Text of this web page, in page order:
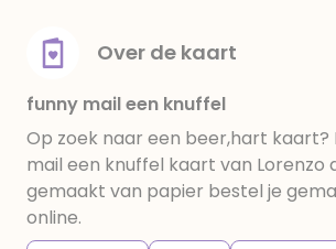
Over de kaart
funny mail een knuffel
Op zoek naar een beer,hart kaart?
mail een knuffel kaart van Lorenzo
gemaakt van papier bestel je
online.